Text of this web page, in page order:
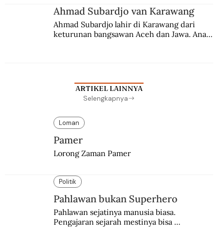
Ahmad Subardjo van Karawang
Ahmad Subardjo lahir di Karawang dari
keturunan bangsawan Aceh dan Jawa. Anak
ARTIKEL LAINNYA
Selengkapnya
Loman
Pamer
Lorong Zaman Pamer
Politik
Pahlawan bukan Superhero
Pahlawan sejatinya manusia biasa.
Pengajaran sejarah mestinya bisa